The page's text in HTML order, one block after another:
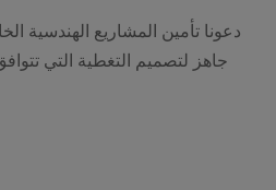
دعونا تأمين المشاريع الهندسية
جاهز لتصميم التغطية التي